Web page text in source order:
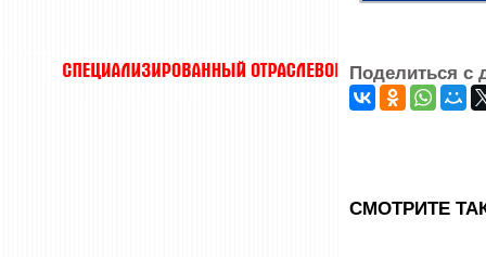
Поделиться с
CМОТРИТЕ